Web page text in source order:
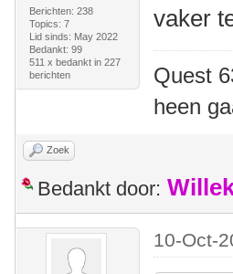
Berichten: 238
Topics: 7
Lid sinds: May 2022
Bedankt: 99
511 x bedankt in 227
berichten
vaker
Quest
heen
Zoek
Bedankt door:
10-Oct-